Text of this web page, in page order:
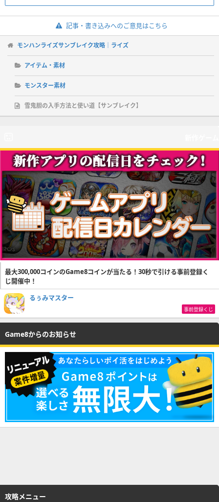
記事・書き込みへのご意見はこちら
モンハンライズサンブレイク攻略｜ライズ
アイテム・素材
モンスター素材
雪鬼胆の入手方法と使い道【サンブレイク】
最大300,000コインのGame8コインが当たる！30秒で引ける事前登録く
じ開催中！
るぅみマスター
事前登録くじ
Game8からのお知らせ
攻略メニュー